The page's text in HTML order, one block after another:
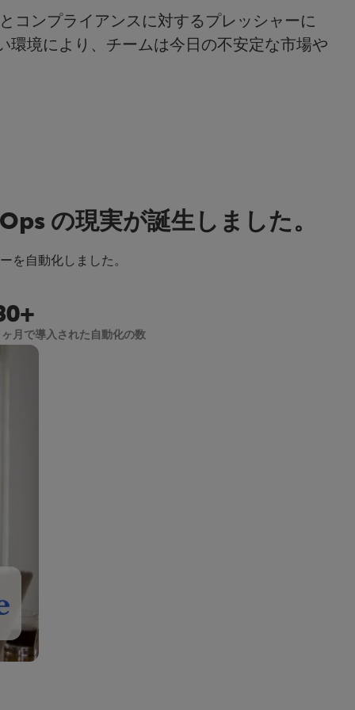
コンプライアンスに対するプレッシャーに
境により、チームは今日の不安定な市場や
の現実が誕生しました。
を自動化しました。
月で導入された自動化の数